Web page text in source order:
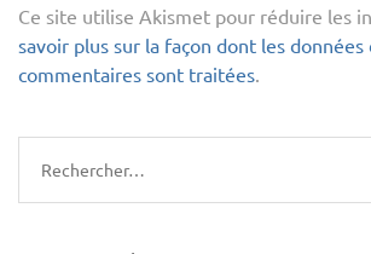
Ce site utilise Akismet pour réduire les
savoir plus sur la façon dont les données
commentaires sont traitées.
Rechercher :